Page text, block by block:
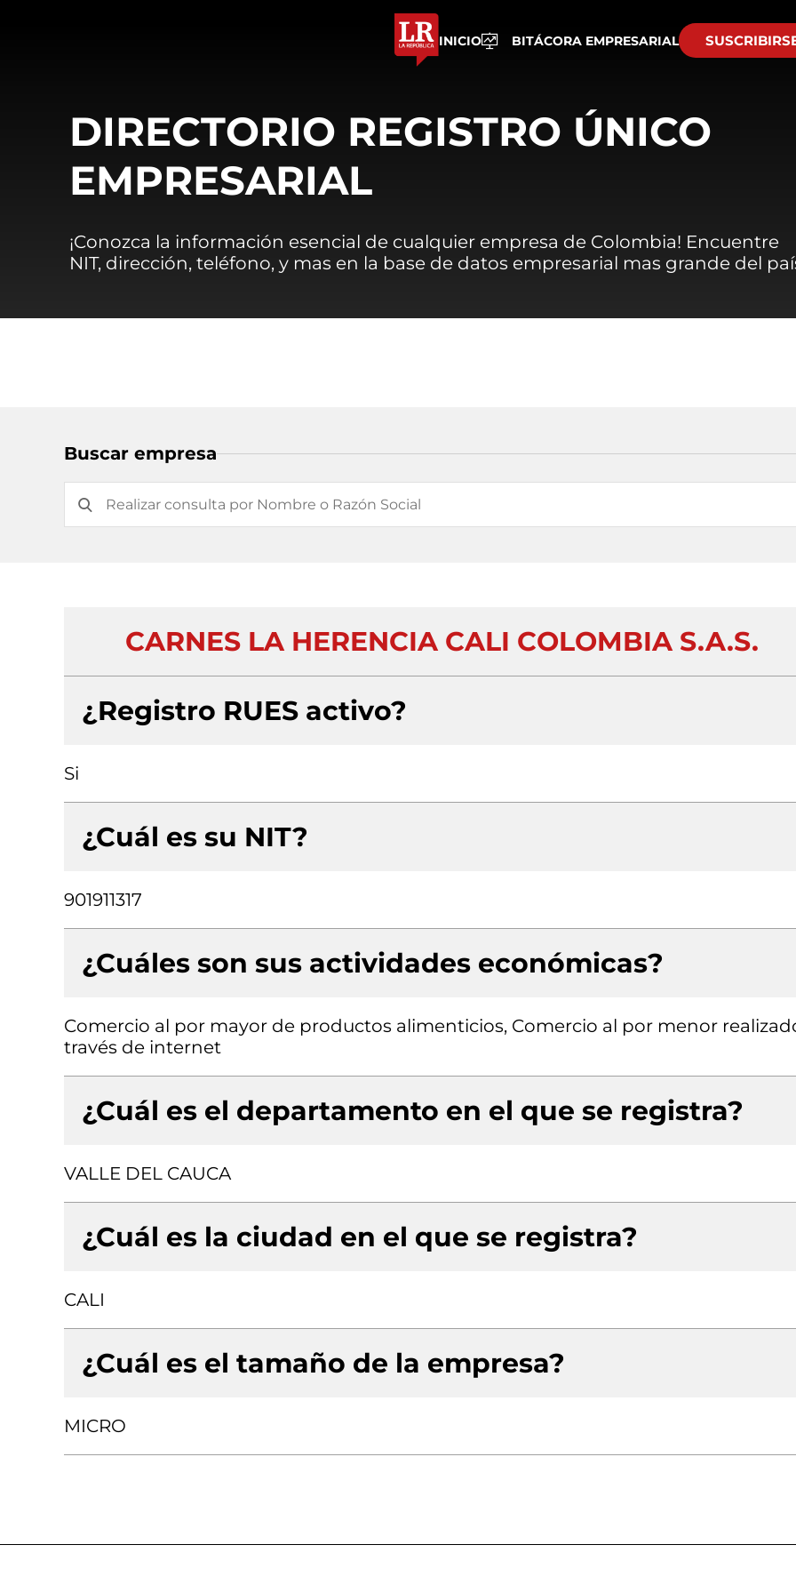
INICIO BITÁCORA EMPRESARIAL
DIRECTORIO REGISTRO ÚNICO
EMPRESARIAL
¡Conozca la información esencial de cualquier empresa de Colombia! Encuentre
NIT, dirección, teléfono, y mas en la base de datos empresarial mas grande del
Buscar empresa
CARNES LA HERENCIA CALI COLOMBIA S.A.S.
¿Registro RUES activo?
Si
¿Cuál es su NIT?
901911317
¿Cuáles son sus actividades económicas?
Comercio al por mayor de productos alimenticios, Comercio al por menor
través de internet
¿Cuál es el departamento en el que se registra?
VALLE DEL CAUCA
¿Cuál es la ciudad en el que se registra?
CALI
¿Cuál es el tamaño de la empresa?
MICRO